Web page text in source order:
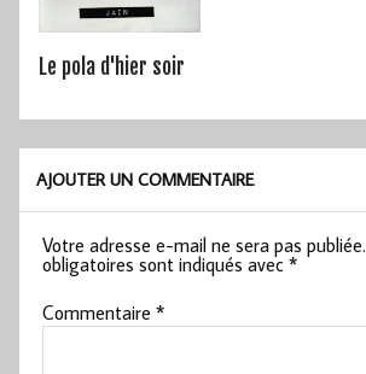
Le pola d'hier soir
AJOUTER UN COMMENTAIRE
Votre adresse e-mail ne sera pas publiée.
obligatoires sont indiqués avec*
Commentaire*